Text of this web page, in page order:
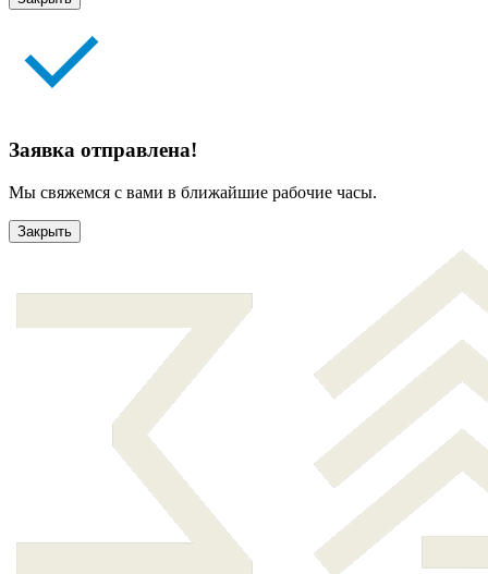
Заявка отправлена!
Мы свяжемся с вами в ближайшие рабочие часы.
Закрыть